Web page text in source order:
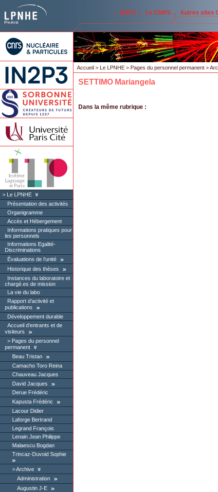
IN2P3 Le CNRS Autres sites
Le LPNHE
Présentation des activités
Organigramme
Accès et Hébergement
Informations pratiques pour
les personnels
Informations Egalité-
Discriminations
Évaluations de l’unité
Historique des thèses
Instances du laboratoire et
chargé.es de mission
La vie du labo
Rapport d’activité et
publications
Développement durable
Accueil d’entrants et de
visiteurs
Pages du personnel
permanent
Beau Tristan
Camacho Toro Reina
Chauveau Jacques
David Jacques
Derue Frédéric
Kapusta Frédéric
Lacour Didier
Laforge Bertrand
Legrand François
Lenain Jean Philippe
Malaescu Bogdan
Trincaz-Duvoid Sophie
Archive
Administration
Augustin J-E
Accueil > Le LPNHE > Pages du personnel permanent >
SETTIMO Mariangela
Dans la même rubrique :